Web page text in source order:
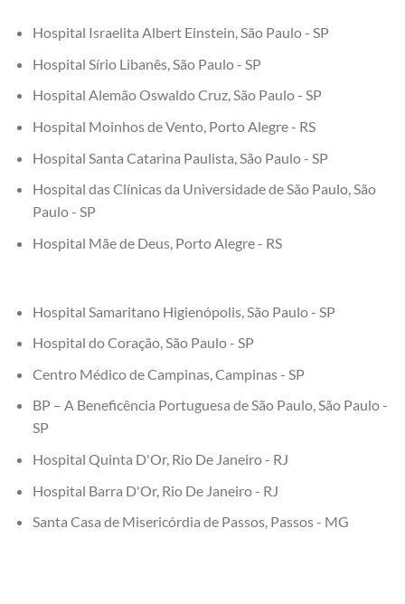
Hospital Israelita Albert Einstein, São Paulo - SP
Hospital Sírio Libanês, São Paulo - SP
Hospital Alemão Oswaldo Cruz, São Paulo - SP
Hospital Moinhos de Vento, Porto Alegre - RS
Hospital Santa Catarina Paulista, São Paulo - SP
Hospital das Clínicas da Universidade de São Paulo, São
Paulo - SP
Hospital Mãe de Deus, Porto Alegre - RS
Hospital Samaritano Higienópolis, São Paulo - SP
Hospital do Coração, São Paulo - SP
Centro Médico de Campinas, Campinas - SP
BP – A Beneficência Portuguesa de São Paulo, São Paulo -
SP
Hospital Quinta D'Or, Rio De Janeiro - RJ
Hospital Barra D'Or, Rio De Janeiro - RJ
Santa Casa de Misericórdia de Passos, Passos - MG